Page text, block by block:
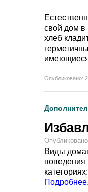
свой дом в
хлеб
Опубликовано:
Виды
поведения